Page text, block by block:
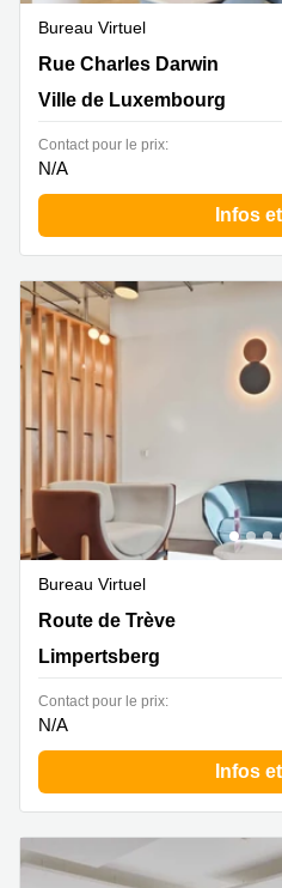
Bureau Virtuel
Rue Charles Darwin 5, Ville
Rue Charles Darwin
Ville de Luxembourg
Contact pour le prix:
N/A
Infos
Bureau Virtuel
Route de Trève 6D,Bâtiment
Route de Trève
Limpertsberg
Contact pour le prix:
N/A
Infos